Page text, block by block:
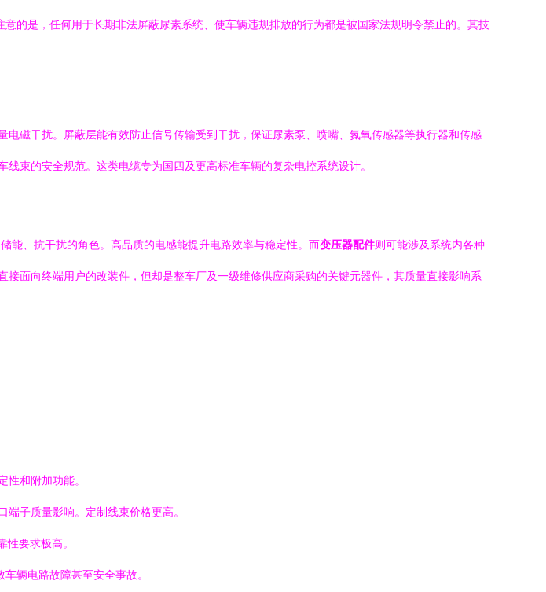
的是，任何用于长期非法屏蔽尿素系统、使车辆违规排放的行为都是被国家法规明令禁止的。其技
磁干扰。屏蔽层能有效防止信号传输受到干扰，保证尿素泵、喷嘴、氮氧传感器等执行器和传感
束的安全规范。这类电缆专为国四及更高标准车辆的复杂电控系统设计。
能、抗干扰的角色。高品质的电感能提升电路效率与稳定性。而变压器配件则可能涉及系统内各种
面向终端用户的改装件，但却是整车厂及一级维修供应商采购的关键元器件，其质量直接影响系
性和附加功能。
子质量影响。定制线束价格更高。
要求极高。
辆电路故障甚至安全事故。